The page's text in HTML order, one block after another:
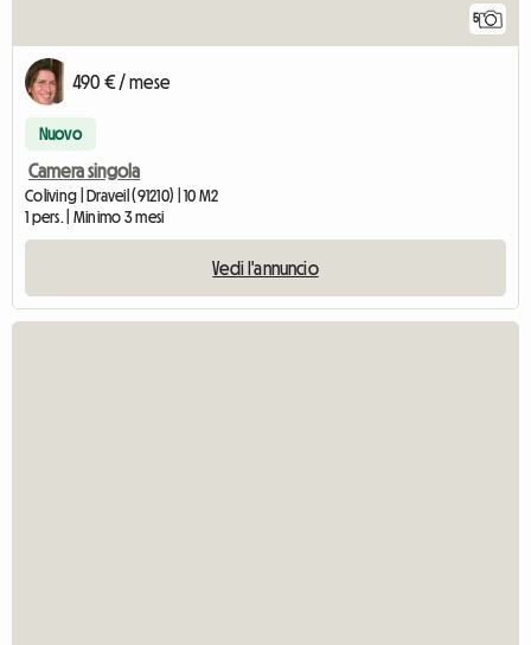
5
490 € / mese
Nuovo
Camera singola
Coliving | Draveil (91210) | 10 M2
1 pers. | Minimo 3 mesi
Vedi l'annuncio